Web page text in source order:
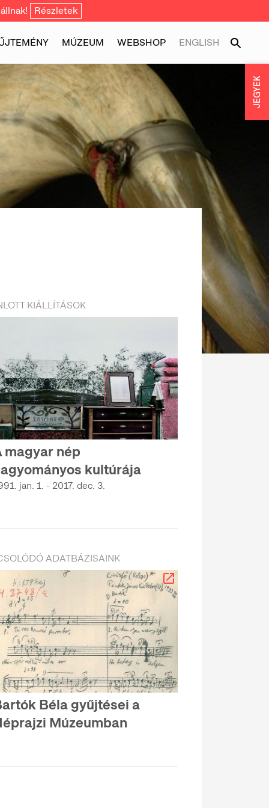
Részletek
MÚZEUM WEBSHOP ENGLISH
KIÁLLÍTÁSOK
magyar nép
kultúrája
jan. 1. - 2017. dec. 3.
ADATBÁZISAINK
Béla gyűjtései a
Múzeumban
JEGYEK